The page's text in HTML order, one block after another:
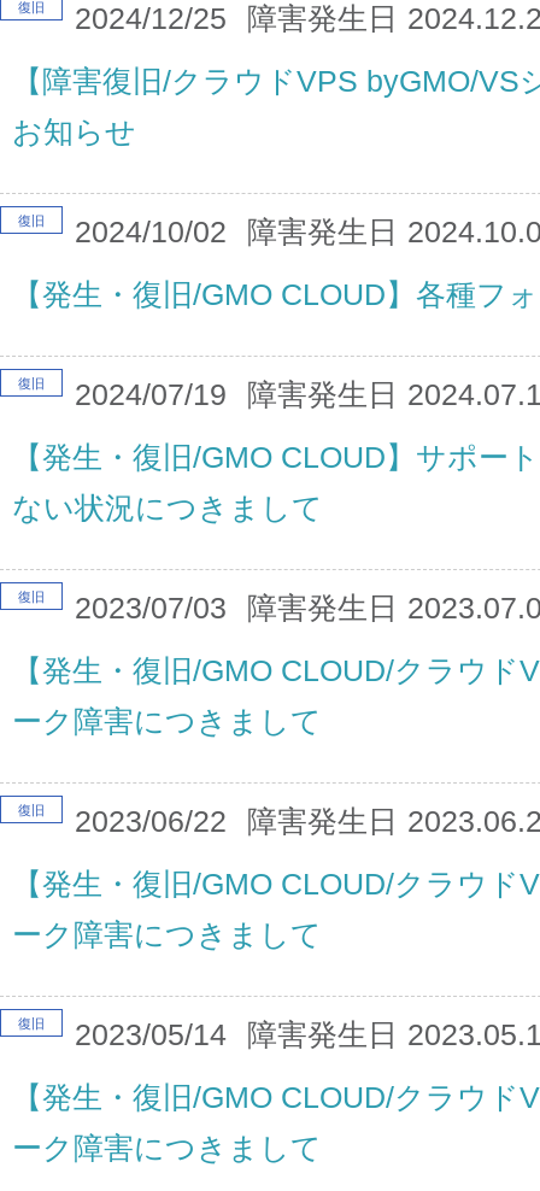
2024/12/25 障害発生日
復旧
【障害復旧/クラウドVPS byGMO/VS
お知らせ
2024/10/02 障害発生日
復旧
【発生・復旧/GMO CLOUD】各種フ
2024/07/19 障害発生日
復旧
【発生・復旧/GMO CLOUD】サポー
ない状況につきまして
2023/07/03 障害発生日
復旧
【発生・復旧/GMO CLOUD/クラウ
ーク障害につきまして
2023/06/22 障害発生日
復旧
【発生・復旧/GMO CLOUD/クラウ
ーク障害につきまして
2023/05/14 障害発生日
復旧
【発生・復旧/GMO CLOUD/クラウ
ーク障害につきまして